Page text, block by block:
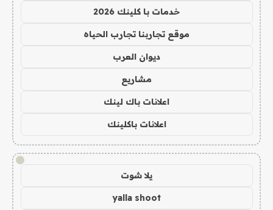
خدمات با كلينك 2026
موقع تجاربنا تجارب الحياه
ديوان العرب
مشاريع
اعلانات باك لينك
اعلانات باكلينك
!
يلا شوت
yalla shoot